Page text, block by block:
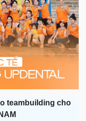
teambuilding cho